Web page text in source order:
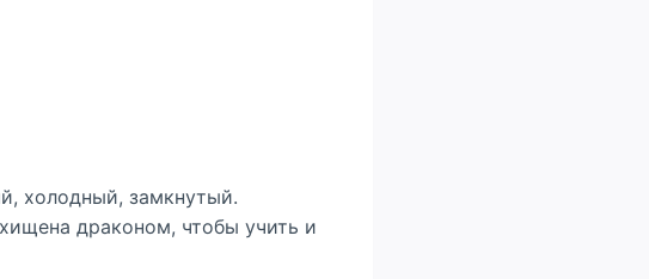
холодный, замкнутый.
драконом, чтобы учить и